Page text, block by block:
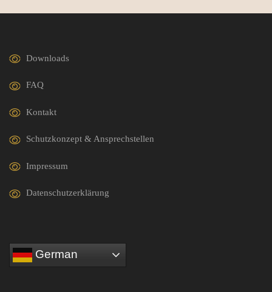
Downloads
FAQ
Kontakt
Schutzkonzept & Ansprechstellen
Impressum
Datenschutzerklärung
German